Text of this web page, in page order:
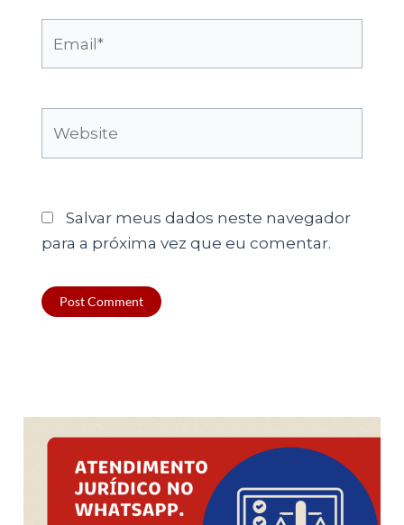
Salvar meus dados neste navegador
para a próxima vez que eu comentar.